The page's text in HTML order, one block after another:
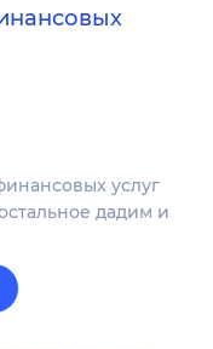
услуг
дадим и